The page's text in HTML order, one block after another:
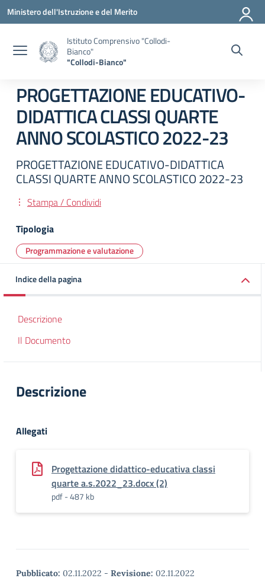
Vai ai contenuti
Vai al menu di navigazione
Vai al footer
Ministero dell'Istruzione e del Merito
Istituto Comprensivo "Collodi-
Bianco"
"Collodi-Bianco"
PROGETTAZIONE EDUCATIVO-
DIDATTICA CLASSI QUARTE
ANNO SCOLASTICO 2022-23
PROGETTAZIONE EDUCATIVO-DIDATTICA
CLASSI QUARTE ANNO SCOLASTICO 2022-23
Stampa / Condividi
Tipologia
Programmazione e valutazione
Indice della pagina
Descrizione
Il Documento
Descrizione
Allegati
Progettazione didattico-educativa classi
quarte a.s.2022_23.docx (2)
pdf - 487 kb
Pubblicato: 02.11.2022 - Revisione: 02.11.2022